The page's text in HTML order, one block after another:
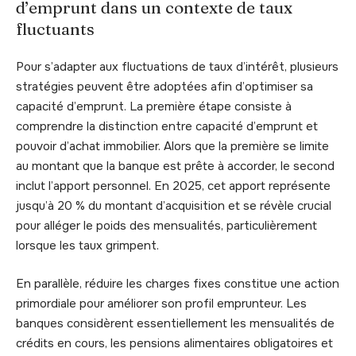
d’emprunt dans un contexte de taux
fluctuants
Pour s’adapter aux fluctuations de taux d’intérêt, plusieurs
stratégies peuvent être adoptées afin d’optimiser sa
capacité d’emprunt. La première étape consiste à
comprendre la distinction entre capacité d’emprunt et
pouvoir d’achat immobilier. Alors que la première se limite
au montant que la banque est prête à accorder, le second
inclut l’apport personnel. En 2025, cet apport représente
jusqu’à 20 % du montant d’acquisition et se révèle crucial
pour alléger le poids des mensualités, particulièrement
lorsque les taux grimpent.
En parallèle, réduire les charges fixes constitue une action
primordiale pour améliorer son profil emprunteur. Les
banques considèrent essentiellement les mensualités de
crédits en cours, les pensions alimentaires obligatoires et